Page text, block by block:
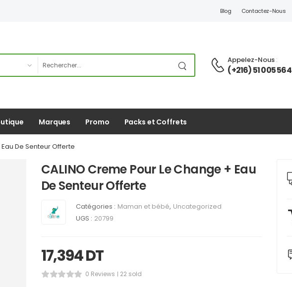
Blog Contactez-Nous
Appelez-Nous :
(+216) 51 005 564
Marques Promo Packs et Coffrets
De Senteur Offerte
CALINO Creme Pour Le Change + Eau
De Senteur Offerte
Catégories : Maman et bébé, Uncategorized
UGS : 20799
17,394DT
0 Reviews 22 sold